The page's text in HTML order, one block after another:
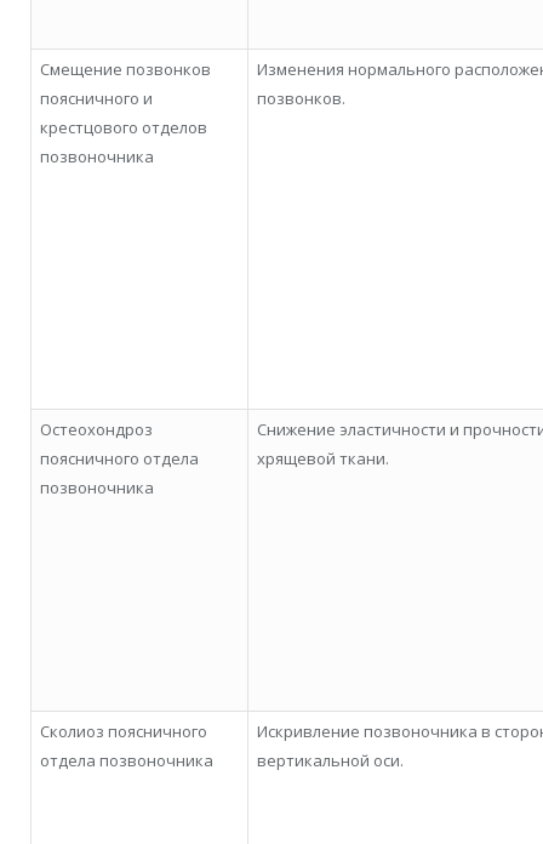
Смещение позвонков
поясничного и
крестцового отделов
позвоночника
Изменения нормального
позвонков.
Остеохондроз
поясничного отдела
позвоночника
Снижение эластичности и
хрящевой ткани.
Сколиоз поясничного
отдела позвоночника
Искривление позвоночника в
вертикальной оси.